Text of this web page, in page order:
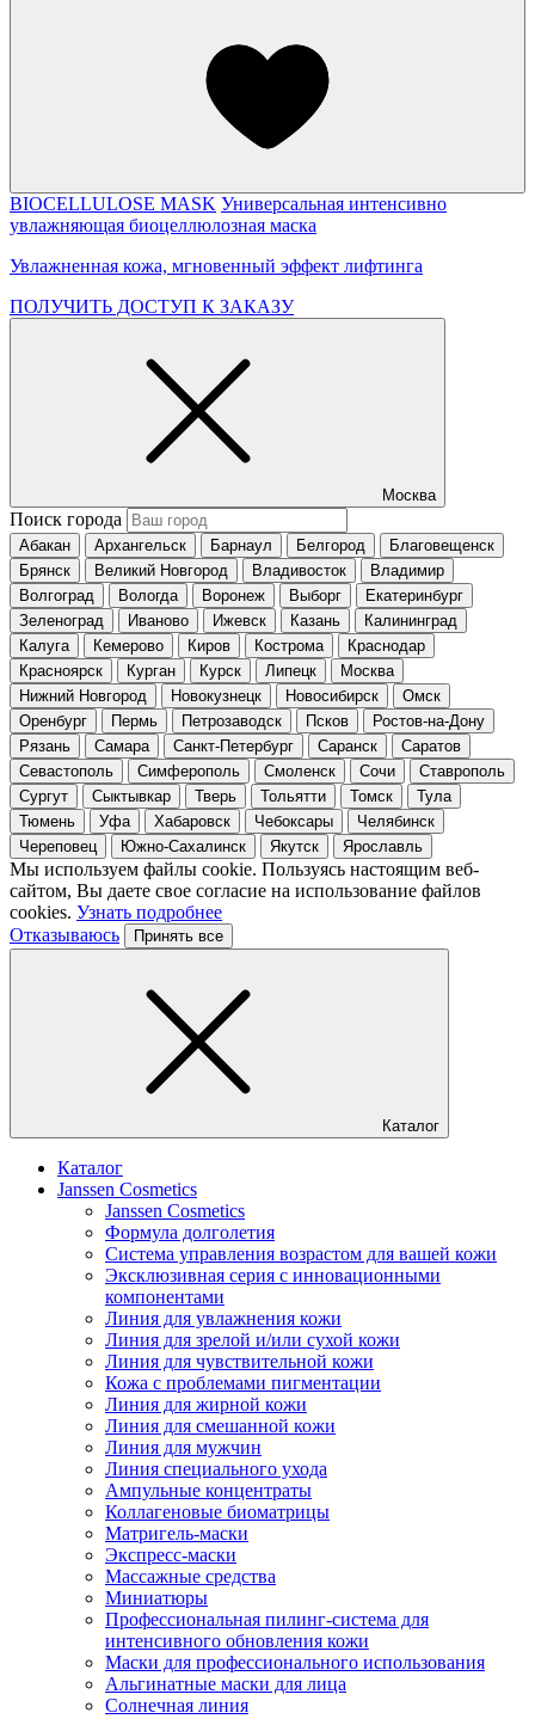
BIOCELLULOSE MASK Универсальная интенсивно
увлажняющая биоцеллюлозная маска
Увлажненная кожа, мгновенный эффект лифтинга
ПОЛУЧИТЬ ДОСТУП К ЗАКАЗУ
Москва
Поиск города
Абакан Архангельск Барнаул Белгород
Благовещенск
Брянск
Великий Новгород Владивосток
Владимир
Волгоград
Вологда Воронеж Выборг
Екатеринбург
Зеленоград
Иваново Ижевск Казань
Калининград
Калуга
Кемерово Киров Кострома
Краснодар
Красноярск
Курган Курск Липецк
Москва
Нижний Новгород
Новокузнецк Новосибирск
Омск
Оренбург
Пермь Петрозаводск Псков
Ростов-на-Дону
Рязань
Самара Санкт-Петербург Саранск
Саратов
Севастополь
Симферополь Смоленск Сочи
Ставрополь
Сургут
Сыктывкар Тверь Тольятти Томск
Тула
Тюмень
Уфа Хабаровск Чебоксары
Челябинск
Череповец
Южно-Сахалинск Якутск Ярославль
Мы используем файлы cookie. Пользуясь настоящим веб-
сайтом, Вы даете свое согласие на использование файлов
cookies. Узнать подробнее
Отказываюсь
Принять все
Каталог
Каталог
Janssen Cosmetics
Janssen Cosmetics
Формула долголетия
Система управления возрастом для вашей кожи
Эксклюзивная серия с инновационными
компонентами
Линия для увлажнения кожи
Линия для зрелой и/или сухой кожи
Линия для чувствительной кожи
Кожа с проблемами пигментации
Линия для жирной кожи
Линия для смешанной кожи
Линия для мужчин
Линия специального ухода
Ампульные концентраты
Коллагеновые биоматрицы
Матригель-маски
Экспресс-маски
Массажные средства
Миниатюры
Профессиональная пилинг-система для
интенсивного обновления кожи
Маски для профессионального использования
Альгинатные маски для лица
Солнечная линия